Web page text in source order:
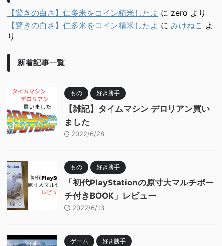
【驚きの白さ】仁多米をコイン精米したよ に zero より
【驚きの白さ】仁多米をコイン精米したよ に みけねこ よ
り
新着記事一覧
もの 好き勝手
【雑記】タイムマシン デロリアン買い
ました
2022/6/28
もの 好き勝手
「初代PlayStationの原寸大マルチポー
チ付きBOOK」レビュー
2022/6/13
ゲーム 好き勝手